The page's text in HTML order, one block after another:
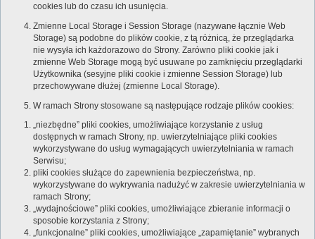
cookies lub do czasu ich usunięcia.
Zmienne Local Storage i Session Storage (nazywane łącznie Web
Storage) są podobne do plików cookie, z tą różnicą, że przeglądarka
nie wysyła ich każdorazowo do Strony. Zarówno pliki cookie jak i
zmienne Web Storage mogą być usuwane po zamknięciu przeglądarki
Użytkownika (sesyjne pliki cookie i zmienne Session Storage) lub
przechowywane dłużej (zmienne Local Storage).
W ramach Strony stosowane są następujące rodzaje plików cookies:
„niezbędne” pliki cookies, umożliwiające korzystanie z usług
dostępnych w ramach Strony, np. uwierzytelniające pliki cookies
wykorzystywane do usług wymagających uwierzytelniania w ramach
Serwisu;
pliki cookies służące do zapewnienia bezpieczeństwa, np.
wykorzystywane do wykrywania nadużyć w zakresie uwierzytelniania w
ramach Strony;
„wydajnościowe” pliki cookies, umożliwiające zbieranie informacji o
sposobie korzystania z Strony;
„funkcjonalne” pliki cookies, umożliwiające „zapamiętanie” wybranych